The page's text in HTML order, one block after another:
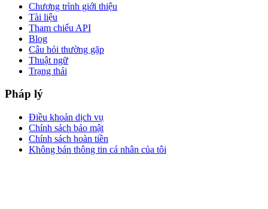
Chương trình giới thiệu
Tài liệu
Tham chiếu API
Blog
Câu hỏi thường gặp
Thuật ngữ
Trạng thái
Pháp lý
Điều khoản dịch vụ
Chính sách bảo mật
Chính sách hoàn tiền
Không bán thông tin cá nhân của tôi